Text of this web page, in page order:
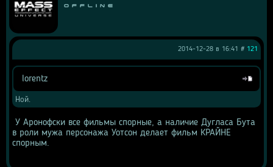
Offline
2014-12-28 в 16:41 # 121
lorentz
Ной.
в роли мужа персонажа Уотсон делает фильм КРАЙНЕ
спорным.